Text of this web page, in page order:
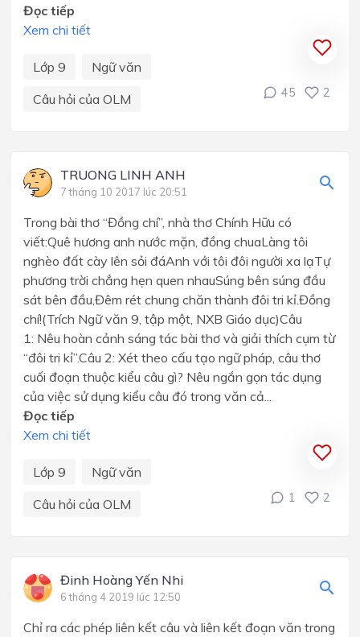
Đọc tiếp
Xem chi tiết
Lớp 9
Ngữ văn
Câu hỏi của OLM
45 2
TRUONG LINH ANH
7 tháng 10 2017 lúc 20:51
Trong bài thơ “Đồng chí”, nhà thơ Chính Hữu có
viết:Quê hương anh nước mặn, đồng chuaLàng tôi
nghèo đất cày lên sỏi đáAnh với tôi đôi người xa lạTự
phương trời chẳng hẹn quen nhauSúng bên súng đầu
sát bên đầu,Đêm rét chung chăn thành đôi tri kỉ.Đồng
chí!(Trích Ngữ văn 9, tập một, NXB Giáo dục)Câu
1: Nêu hoàn cảnh sáng tác bài thơ và giải thích cụm từ
“đôi tri kỉ”.Câu 2: Xét theo cấu tạo ngữ pháp, câu thơ
cuối đoạn thuộc kiểu câu gì? Nêu ngắn gọn tác dụng
của việc sử dụng kiểu câu đó trong văn cả...
Đọc tiếp
Xem chi tiết
Lớp 9
Ngữ văn
Câu hỏi của OLM
1 2
Đinh Hoàng Yến Nhi
6 tháng 4 2019 lúc 12:50
Chỉ ra các phép liên kết câu và liên kết đoạn văn trong